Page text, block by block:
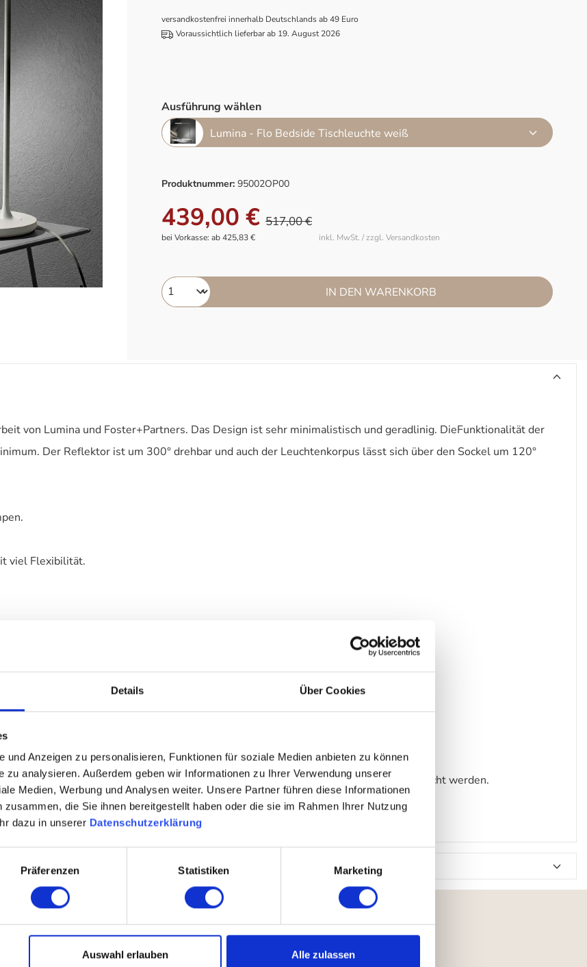
Details Über Cookies
und Anzeigen zu personalisieren, Funktionen für soziale Medien anbieten zu können
zu analysieren. Außerdem geben wir Informationen zu Ihrer Verwendung unserer
Medien, Werbung und Analysen weiter. Unsere Partner führen diese Informationen
die Sie ihnen bereitgestellt haben oder die sie im Rahmen Ihrer Nutzung
dazu in unserer Datenschutzerklärung
Präferenzen Statistiken Marketing
Auswahl erlauben Alle zulassen
versandkostenfrei innerhalb Deutschlands ab 49 Euro
Voraussichtlich lieferbar ab 19. August 2026
Ausführung wählen
Lumina - Flo Bedside Tischleuchte weiß
Produktnummer: 95002OP00
439,00 € 517,00 €
inkl. MwSt. / zzgl. Versandkosten
bei Vorkasse: ab 425,83 €
IN DEN WARENKORB
von Lumina und Foster+Partners. Das Design ist sehr minimalistisch und geradlinig. DieFunktionalität der
Der Reflektor ist um 300° drehbar und auch der Leuchtenkorpus lässt sich über den Sockel um 120°
viel Flexibilität.
der Energieklasse: A++, A+, A. Die Lampen der Leuchte können nicht ausgetauscht werden.